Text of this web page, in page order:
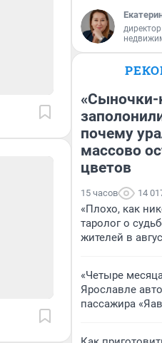
«Сыночки-
почему
массово
цветов
15 часов 14
«Плохо, как
таролог о
жителей в
«Четыре
Ярославле
пассажира